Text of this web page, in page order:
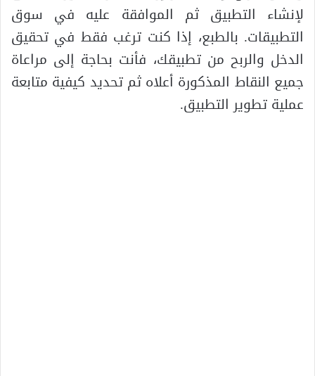
لإنشاء التطبيق ثم الموافقة عليه في سوق
التطبيقات. بالطبع، إذا كنت ترغب فقط في تحقيق
الدخل والربح من تطبيقك، فأنت بحاجة إلى مراعاة
جميع النقاط المذكورة أعلاه ثم تحديد كيفية متابعة
عملية تطوير التطبيق.